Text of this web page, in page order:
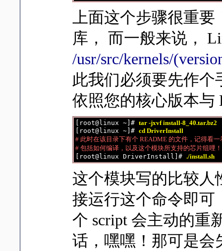
上面这个步骤很重要
库， 而一般来说，
/usr/src/kernels/
此我们必须要先作个
依照您的核心版本与
[root@linux ~]# tar -jxvf install-8_40.tar.bz2
[root@linux ~]# cd DriverInstall
# 此时在该目录下有个 README 的文件，记得看
# 包括如何编译，以及这个模块所支持的芯片组哩！
[root@linux DriverInstall]# ./install.sh
这个模块写的比较人
接运行这个命令即可
个 script 会主动的重
话，嘿嘿！那可是会